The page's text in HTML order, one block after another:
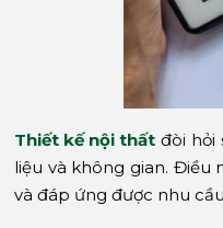
Thiết kế nội thất đòi hỏi
liệu và không gian. Điều
và đáp ứng được nhu